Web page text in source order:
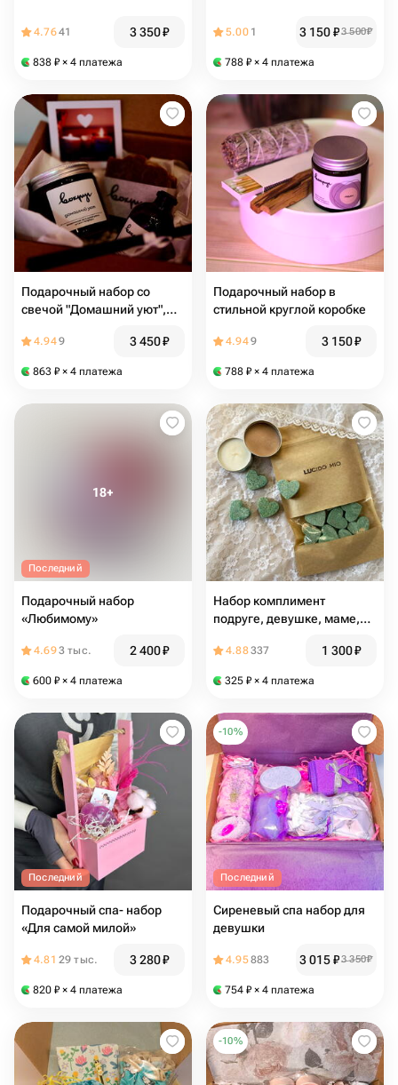
4.7641 3 350₽
838 ₽ × 4 платежа
5.00 1 3 150₽3 500₽
788 ₽ × 4 платежа
Подарочный набор со
свечой "Домашний уют",
клюква" и натуральным
4.949 3 450₽
863 ₽ × 4 платежа
Подарочный набор в
стильной круглой коробке
4.949 3 150₽
788 ₽ × 4 платежа
Последний
Подарочный набор
«Любимому»
4.693 тыс. 2 400₽
600 ₽ × 4 платежа
Набор комплимент
подруге, девушке, маме,
ароматерапия для душа и
4.88337 1 300₽
325 ₽ × 4 платежа
Последний
Подарочный спа- набор
«Для самой милой»
4.81 29 тыс. 3 280₽
820 ₽ × 4 платежа
-10%
Последний
Сиреневый спа набор для
девушки
4.95883 3 015₽3 350₽
754 ₽ × 4 платежа
-10%